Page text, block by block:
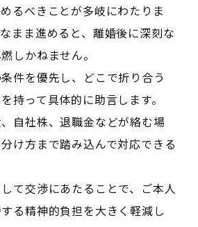
るべきことが多岐にわたりま
まま進めると、離婚後に深刻な
しかねません。
件を優先し、どこで折り合う
持って具体的に助言します。
自社株、退職金などが絡む場
け方まで踏み込んで対応できる
て交渉にあたることで、ご本人
る精神的負担を大きく軽減し